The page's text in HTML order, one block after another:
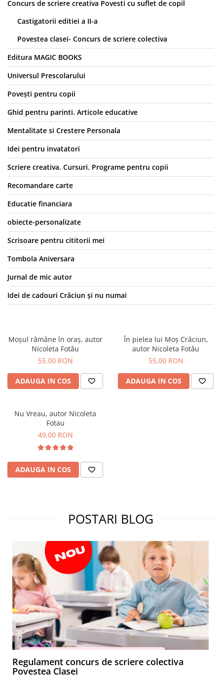
Concurs de scriere creativa Povesti cu suflet de copil
Castigatorii editiei a II-a
Povestea clasei- Concurs de scriere colectiva
Editura MAGIC BOOKS
Universul Prescolarului
Povești pentru copii
Ghid pentru parinti. Articole educative
Mentalitate si Crestere Personala
Idei pentru invatatori
Scriere creativa. Cursuri. Programe pentru copii
Recomandare carte
Educatie financiara
obiecte-personalizate
Scrisoare pentru cititorii mei
Tombola Aniversara
Jurnal de mic autor
Idei de cadouri Crăciun și nu numai
Moșul rămâne în oraș, autor
Nicoleta Fotău
55,00 RON
ADAUGA IN COS
În pielea lui Moș Crăciun,
autor Nicoleta Fotău
55,00 RON
ADAUGA IN COS
Nu Vreau, autor Nicoleta
Fotau
49,00 RON
ADAUGA IN COS
POSTARI BLOG
Regulament concurs de scriere colectiva
Povestea Clasei